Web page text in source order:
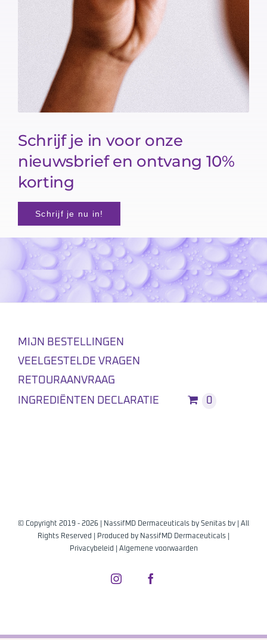
Schrijf je in voor onze
nieuwsbrief en ontvang 10%
korting
Schrijf je nu in!
MIJN BESTELLINGEN
VEELGESTELDE VRAGEN
RETOURAANVRAAG
INGREDIËNTEN DECLARATIE
0
© Copyright 2019 - 2026 | NassifMD Dermaceuticals by Senitas bv | All
Rights Reserved | Produced by NassifMD Dermaceuticals
Privacybeleid
Algemene voorwaarden
InstagramFacebook